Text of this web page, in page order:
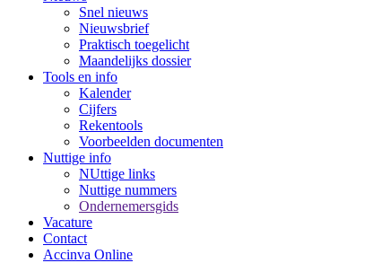
Snel nieuws
Nieuwsbrief
Praktisch toegelicht
Maandelijks dossier
Tools en info
Kalender
Cijfers
Rekentools
Voorbeelden documenten
Nuttige info
NUttige links
Nuttige nummers
Ondernemersgids
Vacature
Contact
Accinva Online